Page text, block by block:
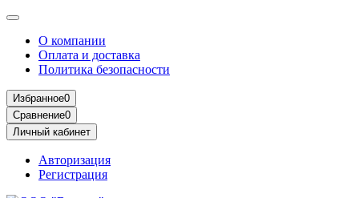
О компании
Оплата и доставка
Политика безопасности
Избранное0
Сравнение0
Личный кабинет
Авторизация
Регистрация